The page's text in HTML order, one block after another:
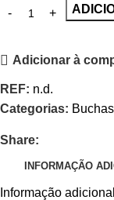
Adicionar à
REF: n.d.
Categorias:
Share:
INFORMAÇÃO
Informação adicional